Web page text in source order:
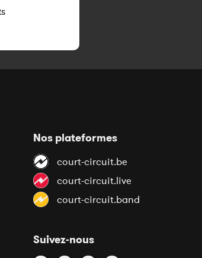
Nos plateformes
court-circuit.be
court-circuit.live
court-circuit.band
Suivez-nous